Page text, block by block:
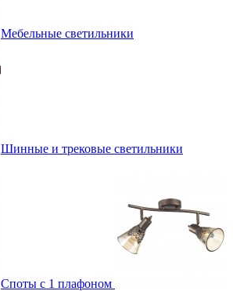
Мебельные светильники
Шинные и трековые светильники
Споты с 1 плафоном